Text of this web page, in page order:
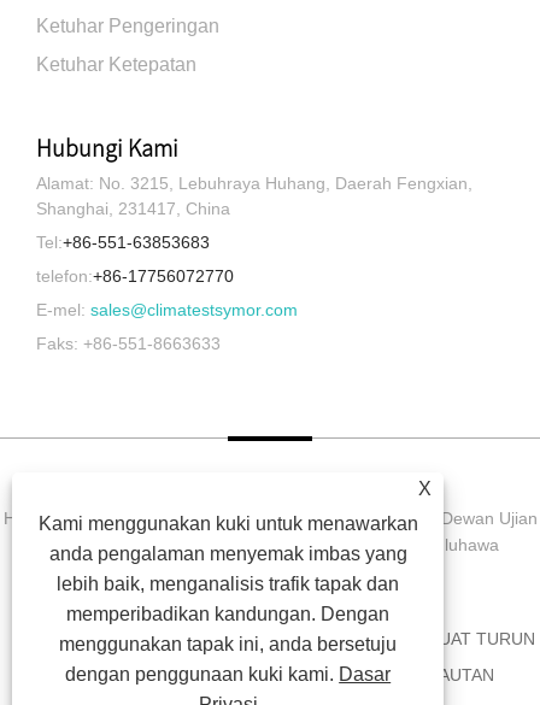
Ketuhar Pengeringan
Ketuhar Ketepatan
Hubungi Kami
Alamat: No. 3215, Lebuhraya Huhang, Daerah Fengxian,
Shanghai, 231417, China
Tel:+86-551-63853683
telefon:+86-17756072770
E-mel: sales@climatestsymor.com
Faks: +86-551-8663633
Hak Cipta © 2022 Symor Instrument Equipment Co., Ltd. Dewan Ujian
Alam Sekitar, Kabinet Kering Elektronik, Bilik Ujian Luluhawa
RUMAH TENTANG KITA PRODUK BERITA
MUAT TURUN
HANTAR PERTANYAAN
HUBUNGI KAMI
PAUTAN
X
Kami menggunakan kuki untuk menawarkan
anda pengalaman menyemak imbas yang
lebih baik, menganalisis trafik tapak dan
memperibadikan kandungan. Dengan
menggunakan tapak ini, anda bersetuju
dengan penggunaan kuki kami. Dasar